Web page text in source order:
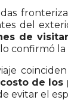
del
de
confirmó la
de los
evitar el